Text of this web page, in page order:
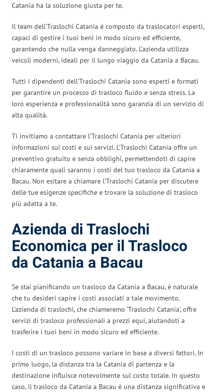
Catania ha la soluzione giusta per te.
Il team dell’Traslochi Catania è composto da traslocatori esperti,
capaci di gestire i tuoi beni in modo sicuro ed efficiente,
garantendo che nulla venga danneggiato. L’azienda utilizza
veicoli moderni, ideali per il lungo viaggio da Catania a Bacau.
Tutti i dipendenti dell’Traslochi Catania sono esperti e formati
per garantire un processo di trasloco fluido e senza stress. La
loro esperienza e professionalità sono garanzia di un servizio di
alta qualità.
Ti invitiamo a contattare l’Traslochi Catania per ulteriori
informazioni sui costi e sui servizi. L’Traslochi Catania offre un
preventivo gratuito e senza obblighi, permettendoti di capire
chiaramente quali saranno i costi del tuo trasloco da Catania a
Bacau. Non esitare a chiamare l’Traslochi Catania per discutere
delle tue esigenze specifiche e trovare la soluzione di trasloco
più adatta a te.
Azienda di Traslochi
Economica per il Trasloco
da Catania a Bacau
Se stai pianificando un trasloco da Catania a Bacau, è naturale
che tu desideri capire i costi associati a tale movimento.
L’azienda di traslochi, che chiameremo ‘Traslochi Catania’, offre
servizi di trasloco professionali a prezzi equi, aiutandoti a
trasferire i tuoi beni in modo sicuro ed efficiente.
I costi di un trasloco possono variare in base a diversi fattori. In
primo luogo, la distanza tra la Catania di partenza e la
destinazione influisce notevolmente sul costo totale. In questo
caso, il trasloco da Catania a Bacau è una distanza significativa e